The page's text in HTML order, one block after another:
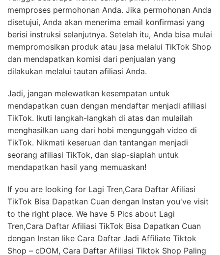
memproses permohonan Anda. Jika permohonan Anda
disetujui, Anda akan menerima email konfirmasi yang
berisi instruksi selanjutnya. Setelah itu, Anda bisa mulai
mempromosikan produk atau jasa melalui TikTok Shop
dan mendapatkan komisi dari penjualan yang
dilakukan melalui tautan afiliasi Anda.
Jadi, jangan melewatkan kesempatan untuk
mendapatkan cuan dengan mendaftar menjadi afiliasi
TikTok. Ikuti langkah-langkah di atas dan mulailah
menghasilkan uang dari hobi mengunggah video di
TikTok. Nikmati keseruan dan tantangan menjadi
seorang afiliasi TikTok, dan siap-siaplah untuk
mendapatkan hasil yang memuaskan!
If you are looking for Lagi Tren,Cara Daftar Afiliasi
TikTok Bisa Dapatkan Cuan dengan Instan you've visit
to the right place. We have 5 Pics about Lagi
Tren,Cara Daftar Afiliasi TikTok Bisa Dapatkan Cuan
dengan Instan like Cara Daftar Jadi Affiliate Tiktok
Shop – cDOM, Cara Daftar Afiliasi Tiktok Shop Paling